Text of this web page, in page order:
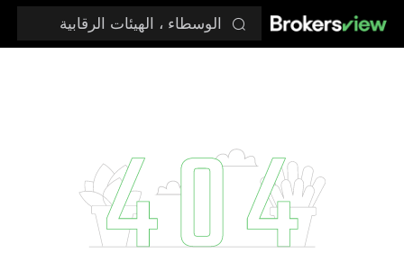
الوسطاء ، الهيئات الرقابية